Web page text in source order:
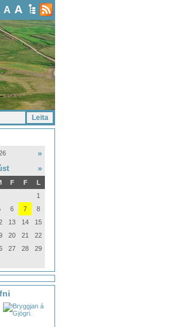
A A
»
»
F F
L
1
6 7
8
13 14
15
20 21
22
27 28
29